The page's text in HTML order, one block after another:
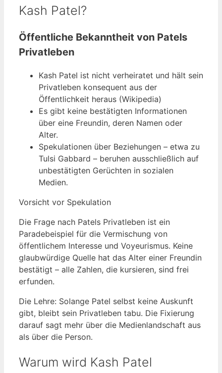
Kash Patel?
Öffentliche Bekanntheit von Patels
Privatleben
Kash Patel ist nicht verheiratet und hält sein
Privatleben konsequent aus der
Öffentlichkeit heraus (Wikipedia)
Es gibt keine bestätigten Informationen
über eine Freundin, deren Namen oder
Alter.
Spekulationen über Beziehungen – etwa zu
Tulsi Gabbard – beruhen ausschließlich auf
unbestätigten Gerüchten in sozialen
Medien.
Vorsicht vor Spekulation
Die Frage nach Patels Privatleben ist ein
Paradebeispiel für die Vermischung von
öffentlichem Interesse und Voyeurismus. Keine
glaubwürdige Quelle hat das Alter einer Freundin
bestätigt – alle Zahlen, die kursieren, sind frei
erfunden.
Die Lehre: Solange Patel selbst keine Auskunft
gibt, bleibt sein Privatleben tabu. Die Fixierung
darauf sagt mehr über die Medienlandschaft aus
als über die Person.
Warum wird Kash Patel